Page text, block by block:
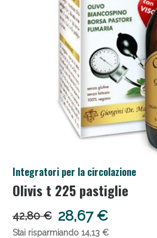
Integratori per la circolazione
Olivis t 225 pastiglie
42,80 € 28,67 €
Stai risparmiando 14,13 €
Anticellulite e Fanghi:
Sconto fino al